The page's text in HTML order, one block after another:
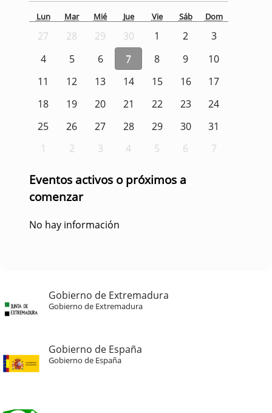
Lun Mar Mié Jue Vie Sáb Dom
27 28 29 30 1 2
3
4
5 6 7 8 9
10
11
12 13 14 15 16
17
18
19 20 21 22 23
24
25
26 27 28 29 30
31
1
2 3 4 5 6 7
Eventos activos o próximos a
comenzar
No hay información
Gobierno de Extremadura
Gobierno de Extremadura
Gobierno de España
Gobierno de España